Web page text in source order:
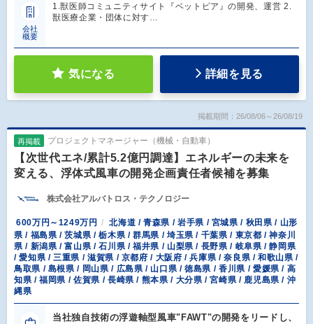
会社
概要
1.獣医師コミュニティサイト『ベットピア』の開発、運営 2.
獣医療企業・団体に対す…
気になる 詳細を見る
掲載期間：26/08/06～26/08/19
再掲載 プロジェクトマネージャー（機械・自動車）
【次世代エネ/累計5.2億円調達】エネルギーの未来を
変える、浮体式風車の開発企画責任者候補を募集
株式会社アルバトロス・テクノロジー
600万円～1249万円
北海道 / 青森県 / 岩手県 / 宮城県 / 秋田県 / 山形
県 / 福島県 / 茨城県 / 栃木県 / 群馬県 / 埼玉県 / 千葉県 / 東京都 / 神奈川
県 / 新潟県 / 富山県 / 石川県 / 福井県 / 山梨県 / 長野県 / 岐阜県 / 静岡県
/ 愛知県 / 三重県 / 滋賀県 / 京都府 / 大阪府 / 兵庫県 / 奈良県 / 和歌山県 /
鳥取県 / 島根県 / 岡山県 / 広島県 / 山口県 / 徳島県 / 香川県 / 愛媛県 / 高
知県 / 福岡県 / 佐賀県 / 長崎県 / 熊本県 / 大分県 / 宮崎県 / 鹿児島県 / 沖
縄県
当社独自技術の浮遊軸型風車"FAWT"の開発をリードし、